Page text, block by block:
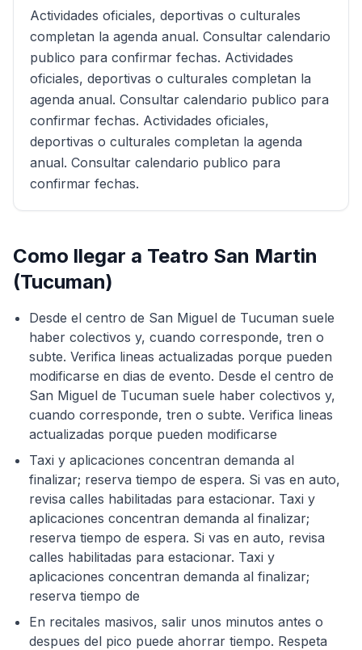
Actividades oficiales, deportivas o culturales
completan la agenda anual. Consultar calendario
publico para confirmar fechas. Actividades
oficiales, deportivas o culturales completan la
agenda anual. Consultar calendario publico para
confirmar fechas. Actividades oficiales,
deportivas o culturales completan la agenda
anual. Consultar calendario publico para
confirmar fechas.
Como llegar a Teatro San Martin
(Tucuman)
Desde el centro de San Miguel de Tucuman suele
haber colectivos y, cuando corresponde, tren o
subte. Verifica lineas actualizadas porque pueden
modificarse en dias de evento. Desde el centro de
San Miguel de Tucuman suele haber colectivos y,
cuando corresponde, tren o subte. Verifica lineas
actualizadas porque pueden modificarse
Taxi y aplicaciones concentran demanda al
finalizar; reserva tiempo de espera. Si vas en auto,
revisa calles habilitadas para estacionar. Taxi y
aplicaciones concentran demanda al finalizar;
reserva tiempo de espera. Si vas en auto, revisa
calles habilitadas para estacionar. Taxi y
aplicaciones concentran demanda al finalizar;
reserva tiempo de
En recitales masivos, salir unos minutos antes o
despues del pico puede ahorrar tiempo. Respeta